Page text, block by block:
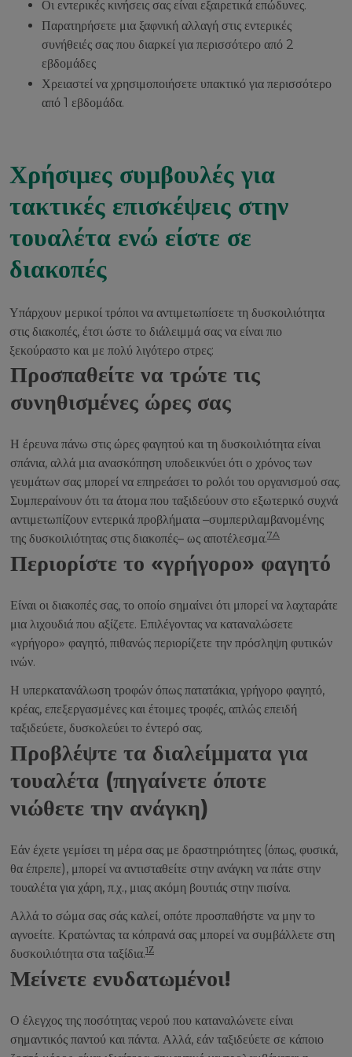
Οι εντερικές κινήσεις σας είναι εξαιρετικά επώδυνες.
Παρατηρήσετε μια ξαφνική αλλαγή στις εντερικές
συνήθειές σας που διαρκεί για περισσότερο από 2
εβδομάδες
Χρειαστεί να χρησιμοποιήσετε υπακτικό για περισσότερο
από 1 εβδομάδα.
Χρήσιμες συμβουλές για
τακτικές επισκέψεις στην
τουαλέτα ενώ είστε σε
διακοπές
Υπάρχουν μερικοί τρόποι να αντιμετωπίσετε τη δυσκοιλιότητα
στις διακοπές, έτσι ώστε το διάλειμμά σας να είναι πιο
ξεκούραστο και με πολύ λιγότερο στρες:
Προσπαθείτε να τρώτε τις
συνηθισμένες ώρες σας
Η έρευνα πάνω στις ώρες φαγητού και τη δυσκοιλιότητα είναι
σπάνια, αλλά μια ανασκόπηση υποδεικνύει ότι ο χρόνος των
γευμάτων σας μπορεί να επηρεάσει το ρολόι του οργανισμού σας.
Συμπεραίνουν ότι τα άτομα που ταξιδεύουν στο εξωτερικό συχνά
αντιμετωπίζουν εντερικά προβλήματα –συμπεριλαμβανομένης
της δυσκοιλιότητας στις διακοπές– ως αποτέλεσμα.7A
Περιορίστε το «γρήγορο» φαγητό
Είναι οι διακοπές σας, το οποίο σημαίνει ότι μπορεί να λαχταράτε
μια λιχουδιά που αξίζετε. Επιλέγοντας να καταναλώσετε
«γρήγορο» φαγητό, πιθανώς περιορίζετε την πρόσληψη φυτικών
ινών.
Η υπερκατανάλωση τροφών όπως πατατάκια, γρήγορο φαγητό,
κρέας, επεξεργασμένες και έτοιμες τροφές, απλώς επειδή
ταξιδεύετε, δυσκολεύει το έντερό σας.
Προβλέψτε τα διαλείμματα για
τουαλέτα (πηγαίνετε όποτε
νιώθετε την ανάγκη)
Εάν έχετε γεμίσει τη μέρα σας με δραστηριότητες (όπως, φυσικά,
θα έπρεπε), μπορεί να αντισταθείτε στην ανάγκη να πάτε στην
τουαλέτα για χάρη, π.χ., μιας ακόμη βουτιάς στην πισίνα.
Αλλά το σώμα σας σάς καλεί, οπότε προσπαθήστε να μην το
αγνοείτε. Κρατώντας τα κόπρανά σας μπορεί να συμβάλλετε στη
δυσκοιλιότητα στα ταξίδια.1Ζ
Μείνετε ενυδατωμένοι!
Ο έλεγχος της ποσότητας νερού που καταναλώνετε είναι
σημαντικός παντού και πάντα. Αλλά, εάν ταξιδεύετε σε κάποιο